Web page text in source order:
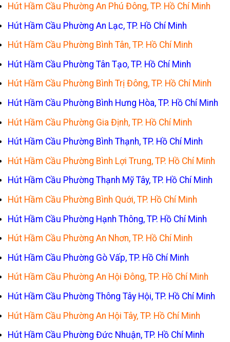
Hút Hầm Cầu Phường An Phú Đông, TP. Hồ Chí Minh
Hút Hầm Cầu Phường An Lạc, TP. Hồ Chí Minh
Hút Hầm Cầu Phường Bình Tân, TP. Hồ Chí Minh
Hút Hầm Cầu Phường Tân Tạo, TP. Hồ Chí Minh
Hút Hầm Cầu Phường Bình Trị Đông, TP. Hồ Chí Minh
Hút Hầm Cầu Phường Bình Hưng Hòa, TP. Hồ Chí Minh
Hút Hầm Cầu Phường Gia Định, TP. Hồ Chí Minh
Hút Hầm Cầu Phường Bình Thạnh, TP. Hồ Chí Minh
Hút Hầm Cầu Phường Bình Lợi Trung, TP. Hồ Chí Minh
Hút Hầm Cầu Phường Thạnh Mỹ Tây, TP. Hồ Chí Minh
Hút Hầm Cầu Phường Bình Quới, TP. Hồ Chí Minh
Hút Hầm Cầu Phường Hạnh Thông, TP. Hồ Chí Minh
Hút Hầm Cầu Phường An Nhơn, TP. Hồ Chí Minh
Hút Hầm Cầu Phường Gò Vấp, TP. Hồ Chí Minh
Hút Hầm Cầu Phường An Hội Đông, TP. Hồ Chí Minh
Hút Hầm Cầu Phường Thông Tây Hội, TP. Hồ Chí Minh
Hút Hầm Cầu Phường An Hội Tây, TP. Hồ Chí Minh
Hút Hầm Cầu Phường Đức Nhuận, TP. Hồ Chí Minh